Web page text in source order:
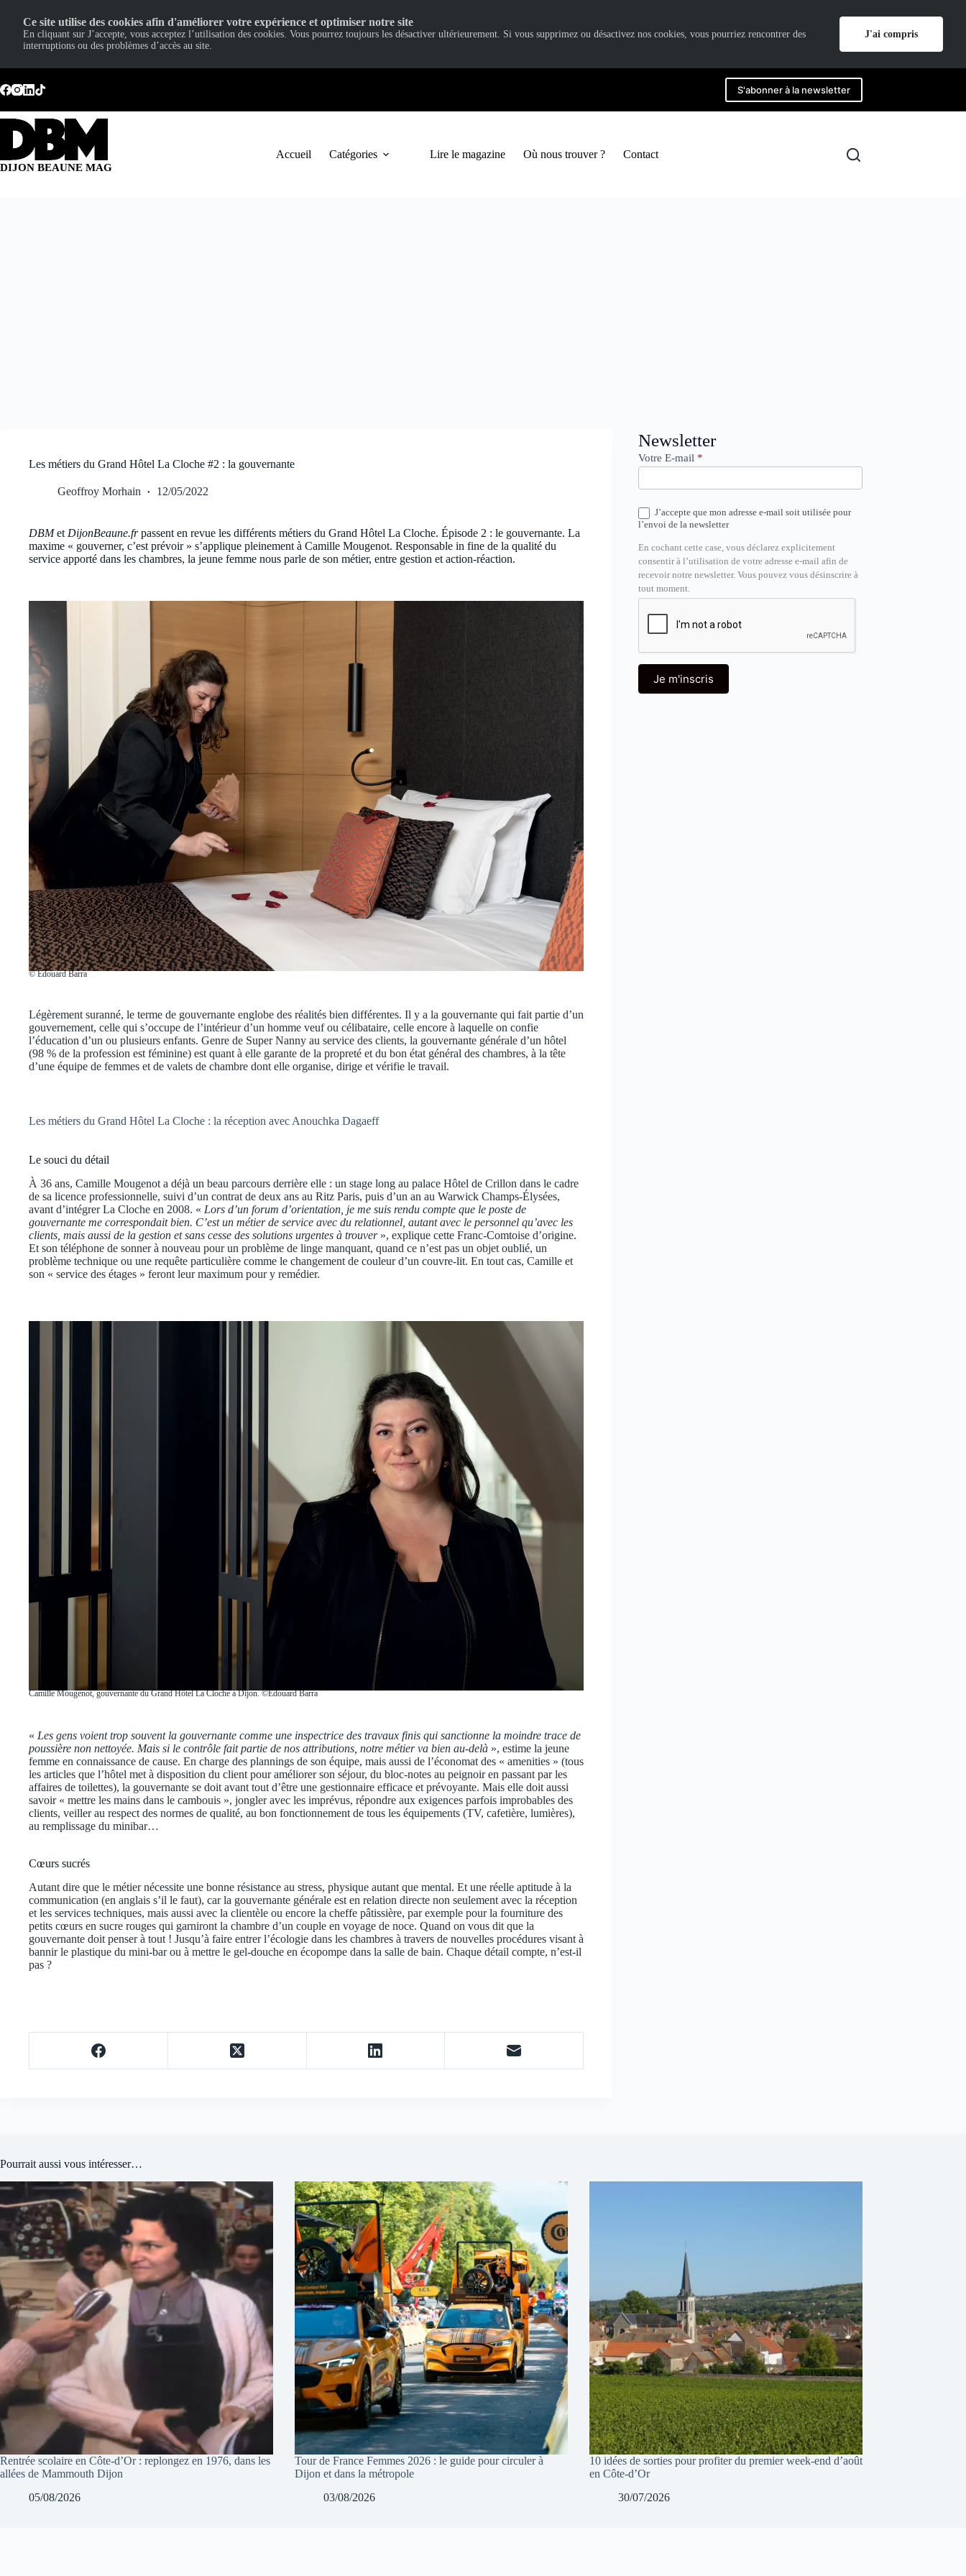
au
contenu
S'abonner à la newsletter
DIJON BEAUNE MAG
Accueil Catégories Lire le magazine Où nous trouver ? Contact
Les métiers du Grand Hôtel La Cloche #2 : la gouvernante
Geoffroy Morhain 12/05/2022
DBMet DijonBeaune.frpassent en revue les différents métiers du Grand Hôtel La Cloche. Épisode 2 : le gouvernante. La
maxime « gouverner, c’est prévoir » s’applique pleinement à Camille Mougenot. Responsable in fine de la qualité du
service apporté dans les chambres, la jeune femme nous parle de son métier, entre gestion et action-réaction.
© Édouard Barra
Légèrement suranné, le terme de gouvernante englobe des réalités bien différentes. Il y a la gouvernante qui fait partie d’un
gouvernement, celle qui s’occupe de l’intérieur d’un homme veuf ou célibataire, celle encore à laquelle on confie
l’éducation d’un ou plusieurs enfants. Genre de Super Nanny au service des clients, la gouvernante générale d’un hôtel
(98 % de la profession est féminine) est quant à elle garante de la propreté et du bon état général des chambres, à la tête
d’une équipe de femmes et de valets de chambre dont elle organise, dirige et vérifie le travail.
Les métiers du Grand Hôtel La Cloche : la réception avec Anouchka Dagaeff
Le souci du détail
À 36 ans, Camille Mougenot a déjà un beau parcours derrière elle : un stage long au palace Hôtel de Crillon dans le cadre
de sa licence professionnelle, suivi d’un contrat de deux ans au Ritz Paris, puis d’un an au Warwick Champs-Élysées,
avant d’intégrer La Cloche en 2008. « Lors d’un forum d’orientation, je me suis rendu compte que le poste de
gouvernante me correspondait bien. C’est un métier de service avec du relationnel, autant avec le personnel qu’avec les
clients, mais aussi de la gestion et sans cesse des solutions urgentes à trouver», explique cette Franc-Comtoise d’origine.
Et son téléphone de sonner à nouveau pour un problème de linge manquant, quand ce n’est pas un objet oublié, un
problème technique ou une requête particulière comme le changement de couleur d’un couvre-lit. En tout cas, Camille et
son « service des étages » feront leur maximum pour y remédier.
Camille Mougenot, gouvernante du Grand Hôtel La Cloche à Dijon. ©Édouard Barra
« Les gens voient trop souvent la gouvernante comme une inspectrice des travaux finis qui sanctionne la moindre trace de
poussière non nettoyée. Mais si le contrôle fait partie de nos attributions, notre métier va bien au-delà », estime la jeune
femme en connaissance de cause. En charge des plannings de son équipe, mais aussi de l’économat des « amenities » (tous
les articles que l’hôtel met à disposition du client pour améliorer son séjour, du bloc-notes au peignoir en passant par les
affaires de toilettes), la gouvernante se doit avant tout d’être une gestionnaire efficace et prévoyante. Mais elle doit aussi
savoir « mettre les mains dans le cambouis », jongler avec les imprévus, répondre aux exigences parfois improbables des
clients, veiller au respect des normes de qualité, au bon fonctionnement de tous les équipements (TV, cafetière, lumières),
au remplissage du minibar…
Cœurs sucrés
Autant dire que le métier nécessite une bonne résistance au stress, physique autant que mental. Et une réelle aptitude à la
communication (en anglais s’il le faut), car la gouvernante générale est en relation directe non seulement avec la réception
et les services techniques, mais aussi avec la clientèle ou encore la cheffe pâtissière, par exemple pour la fourniture des
petits cœurs en sucre rouges qui garniront la chambre d’un couple en voyage de noce. Quand on vous dit que la
gouvernante doit penser à tout ! Jusqu’à faire entrer l’écologie dans les chambres à travers de nouvelles procédures visant à
bannir le plastique du mini-bar ou à mettre le gel-douche en écopompe dans la salle de bain. Chaque détail compte, n’est-il
pas ?
Newsletter
Newsletter
Votre E-mail *
J’accepte que mon adresse e-mail soit utilisée pour
l’envoi de la newsletter
En cochant cette case, vous déclarez explicitement
consentir à l’utilisation de votre adresse e-mail afin de
recevoir notre newsletter. Vous pouvez vous désinscrire à
tout moment.
Je m'inscris
Pourrait aussi vous intéresser…
Rentrée scolaire en Côte-d’Or : replongez en 1976, dans les
allées de Mammouth Dijon
05/08/2026
Tour de France Femmes 2026 : le guide pour circuler à
Dijon et dans la métropole
03/08/2026
10 idées de sorties pour profiter du premier week-end d’août
en Côte-d’Or
30/07/2026
Ce site utilise des cookies afin d'améliorer votre expérience et optimiser notre site
En cliquant sur J’accepte, vous acceptez l’utilisation des cookies. Vous pourrez toujours les désactiver ultérieurement. Si vous supprimez ou désactivez nos cookies, vous pourriez rencontrer des
interruptions ou des problèmes d’accès au site.
J'ai compris